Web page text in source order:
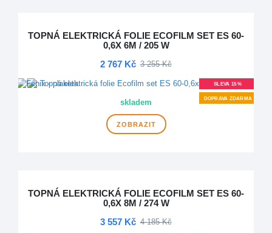
TOPNÁ ELEKTRICKÁ FOLIE ECOFILM SET ES 60-
0,6X 6M / 205 W
2 767 Kč 3 255 Kč
SLEVA 15 %
DOPRAVA ZDARMA
skladem
ZOBRAZIT
TOPNÁ ELEKTRICKÁ FOLIE ECOFILM SET ES 60-
0,6X 8M / 274 W
3 557 Kč 4 185 Kč